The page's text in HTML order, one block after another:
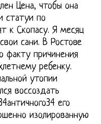
Цена, чтобы она
статуи по
к Скопасу. Я месяц
сани. В Ростове
факту причинения
ребенку.
утопии
воссоздать
его
изолированную